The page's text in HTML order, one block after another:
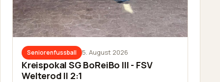
Seniorenfussball 5. August 2026
Kreispokal SG BoReiBo III - FSV
Welterod II 2:1